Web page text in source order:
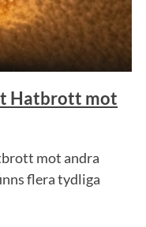
Hatbrott mot
mot andra
flera tydliga